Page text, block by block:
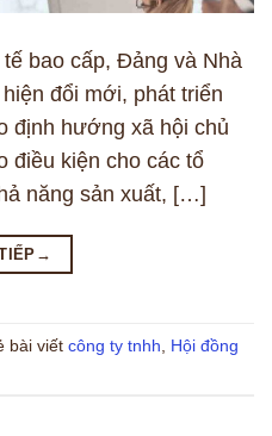
bao cấp, Đảng và Nhà
đổi mới, phát triển
định hướng xã hội chủ
điều kiện cho các tổ
năng sản xuất, […]
→
bài viết công ty tnhh
Hội đồng